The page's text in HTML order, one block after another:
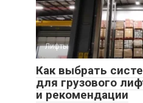
Лифты
Как выбрать
для грузового
и рекомендации